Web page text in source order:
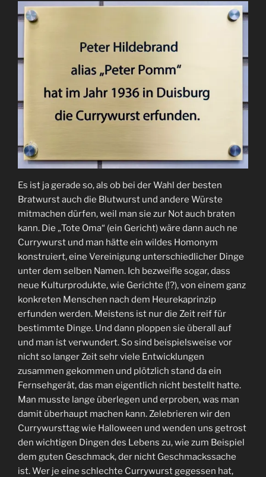
Es ist ja gerade so, als ob bei der Wahl der besten
Bratwurst auch die Blutwurst und andere Würste
mitmachen dürfen, weil man sie zur Not auch braten
kann. Die „Tote Oma“ (ein Gericht) wäre dann auch ne
Currywurst und man hätte ein wildes Homonym
konstruiert, eine Vereinigung unterschiedlicher Dinge
unter dem selben Namen. Ich bezweifle sogar, dass
neue Kulturprodukte, wie Gerichte (!?), von einem ganz
konkreten Menschen nach dem Heurekaprinzip
erfunden werden. Meistens ist nur die Zeit reif für
bestimmte Dinge. Und dann ploppen sie überall auf
und man ist verwundert. So sind beispielsweise vor
nicht so langer Zeit sehr viele Entwicklungen
zusammen gekommen und plötzlich stand da ein
Fernsehgerät, das man eigentlich nicht bestellt hatte.
Man musste lange überlegen und erproben, was man
damit überhaupt machen kann. Zelebrieren wir den
Currywursttag wie Halloween und wenden uns getrost
den wichtigen Dingen des Lebens zu, wie zum Beispiel
dem guten Geschmack, der nicht Geschmackssache
ist. Wer je eine schlechte Currywurst gegessen hat,